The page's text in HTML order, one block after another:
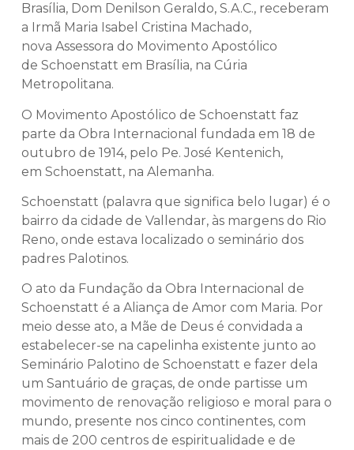
Brasília, Dom Denilson Geraldo, S.A.C., receberam
a Irmã Maria Isabel Cristina Machado,
nova Assessora do Movimento Apostólico
de Schoenstatt em Brasília, na Cúria
Metropolitana.
O Movimento Apostólico de Schoenstatt faz
parte da Obra Internacional fundada em 18 de
outubro de 1914, pelo Pe. José Kentenich,
em Schoenstatt, na Alemanha.
Schoenstatt (palavra que significa belo lugar) é o
bairro da cidade de Vallendar, às margens do Rio
Reno, onde estava localizado o seminário dos
padres Palotinos.
O ato da Fundação da Obra Internacional de
Schoenstatt é a Aliança de Amor com Maria. Por
meio desse ato, a Mãe de Deus é convidada a
estabelecer-se na capelinha existente junto ao
Seminário Palotino de Schoenstatt e fazer dela
um Santuário de graças, de onde partisse um
movimento de renovação religioso e moral para o
mundo, presente nos cinco continentes, com
mais de 200 centros de espiritualidade e de